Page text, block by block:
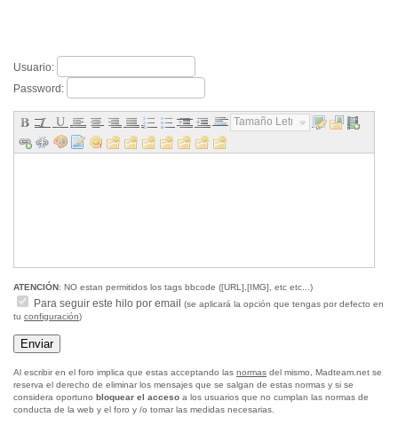
Usuario:
Password:
Tamaño Letra...
ATENCIÓN: NO estan permitidos los tags bbcode ([URL],[IMG], etc etc...)
Para seguir este hilo por email
(se aplicará la opción que tengas por defecto en
tu configuración)
Al escribir en el foro implica que estas acceptando las normas del mismo, Madteam.net se
reserva el derecho de eliminar los mensajes que se salgan de estas normas y si se
considera oportuno bloquear el acceso a los usuarios que no cumplan las normas de
conducta de la web y el foro y /o tomar las medidas necesarias.